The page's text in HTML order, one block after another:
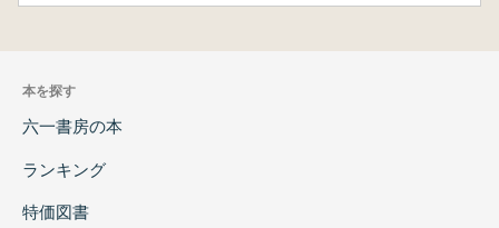
河内一浩
心に− 千田嘉博・小島靖彦
都市化以前の地形図からみた古市大溝の流路
付篇
本を探す
六一書房の本
ランキング
特価図書